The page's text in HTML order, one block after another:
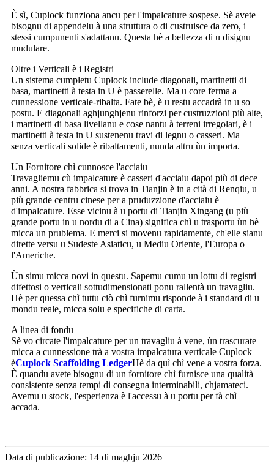
È sì, Cuplock funziona ancu per l'impalcature sospese. Sè avete
bisognu di appendelu à una struttura o di custruisce da zero, i
stessi cumpunenti s'adattanu. Questa hè a bellezza di u disignu
mudulare.
Oltre i Verticali è i Registri
Un sistema cumpletu Cuplock include diagonali, martinetti di
basa, martinetti à testa in U è passerelle. Ma u core ferma a
cunnessione verticale-ribalta. Fate bè, è u restu accadrà in u so
postu. E diagonali aghjunghjenu rinforzi per custruzzioni più alte,
i martinetti di basa livellanu e cose nantu à terreni irregolari, è i
martinetti à testa in U sustenenu travi di legnu o casseri. Ma
senza verticali solide è ribaltamenti, nunda altru ùn importa.
Un Fornitore chì cunnosce l'acciaiu
Travagliemu cù impalcature è casseri d'acciaiu dapoi più di dece
anni. A nostra fabbrica si trova in Tianjin è in a cità di Renqiu, u
più grande centru cinese per a pruduzzione d'acciaiu è
d'impalcature. Esse vicinu à u portu di Tianjin Xingang (u più
grande portu in u nordu di a Cina) significa chì u trasportu ùn hè
micca un prublema. E merci si movenu rapidamente, ch'elle sianu
dirette versu u Sudeste Asiaticu, u Mediu Oriente, l'Europa o
l'Americhe.
Ùn simu micca novi in ​​questu. Sapemu cumu un lottu di registri
difettosi o verticali sottudimensionati ponu rallentà un travagliu.
Hè per quessa chì tuttu ciò chì furnimu risponde à i standard di u
mondu reale, micca solu e specifiche di carta.
A linea di fondu
Sè vo circate l'impalcature per un travagliu à vene, ùn trascurate
micca a cunnessione trà a vostra impalcatura verticale Cuplock
èCuplock Scaffolding LedgerHè da quì chì vene a vostra forza.
È quandu avete bisognu di un fornitore chì furnisce una qualità
consistente senza tempi di consegna interminabili, chjamateci.
Avemu u stock, l'esperienza è l'accessu à u portu per fà chì
accada.
Data di publicazione: 14 di maghju 2026